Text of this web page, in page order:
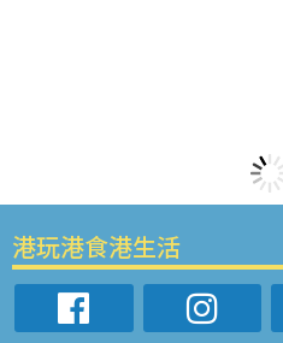
港玩港食港生活